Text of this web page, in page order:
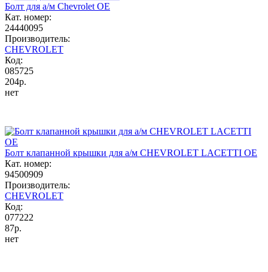
Болт для а/м Chevrolet OE
Кат. номер:
24440095
Производитель:
CHEVROLET
Код:
085725
204р.
нет
Болт клапанной крышки для а/м CHEVROLET LACETTI OE
Кат. номер:
94500909
Производитель:
CHEVROLET
Код:
077222
87р.
нет